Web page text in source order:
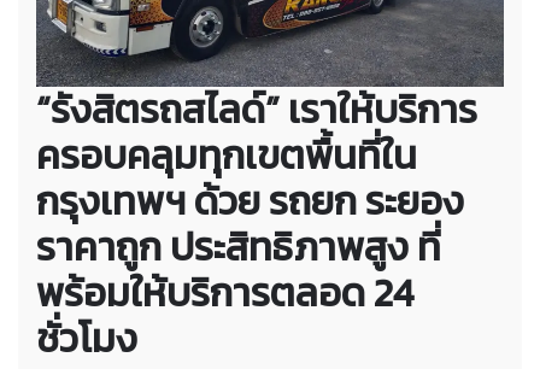
“รังสิตรถสไลด์” เราให้บริการ
ครอบคลุมทุกเขตพื้นที่ใน
กรุงเทพฯ ด้วย รถยก ระยอง
ราคาถูก ประสิทธิภาพสูง ที่
พร้อมให้บริการตลอด 24
ชั่วโมง